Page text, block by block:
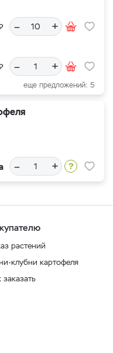
– +
– +
еще предложений: 5
– +
растений
клубни картофеля
заказать